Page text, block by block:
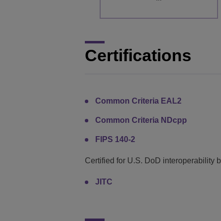
Certifications
Common Criteria EAL2
Common Criteria NDcpp
FIPS 140-2
Certified for U.S. DoD interoperability
JITC